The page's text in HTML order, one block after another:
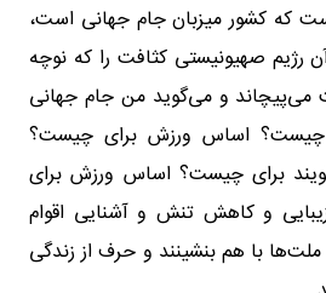
که کشور میزبان جام جهانی است،
رژیم صهیونیستی کثافت را که نوچه
و می‌گوید من جام جهانی
چیست؟ اساس ورزش برای چیست؟
برای چیست؟ اساس ورزش برای
و کاهش تنش و آشنایی اقوام
با هم بنشینند و حرف از زندگی